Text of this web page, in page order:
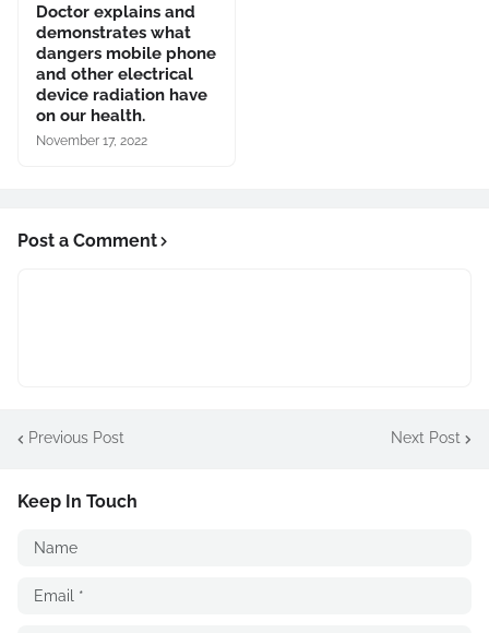
Doctor explains and
demonstrates what
dangers mobile phone
and other electrical
device radiation have
on our health.
November 17, 2022
Post a Comment
Previous Post Next Post
Keep In Touch